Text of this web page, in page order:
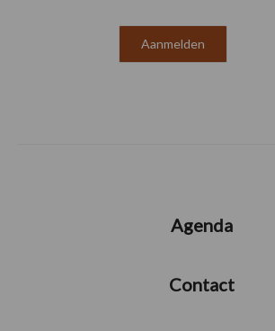
Agenda
Contact